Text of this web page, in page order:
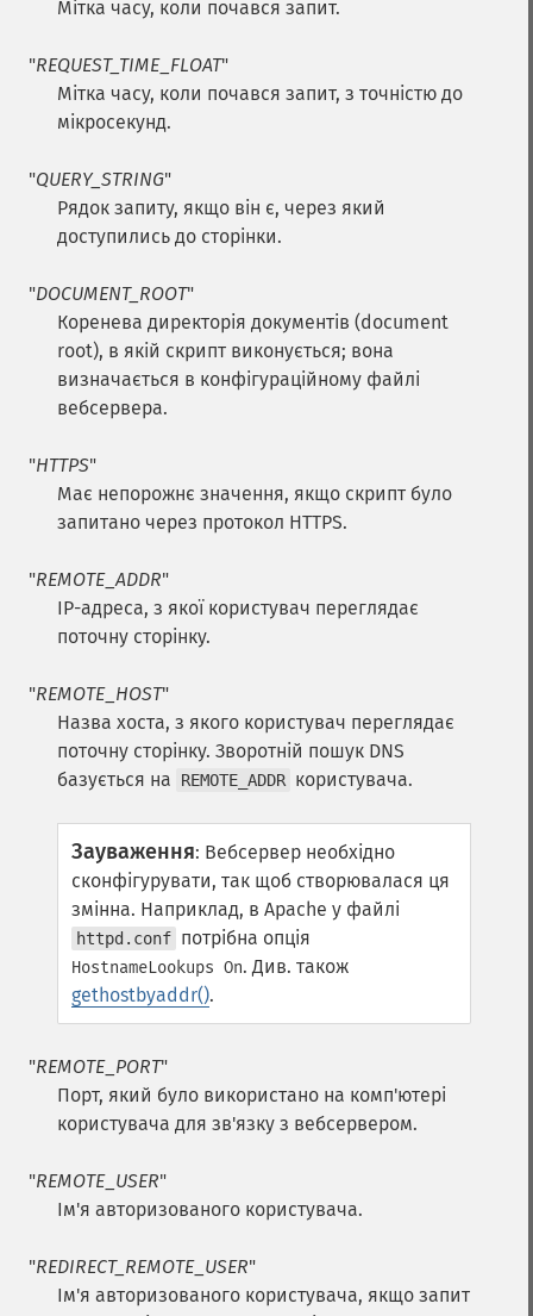
Мітка часу, коли почався запит.
"REQUEST_TIME_FLOAT"
Мітка часу, коли почався запит, з точністю до
мікросекунд.
"QUERY_STRING"
Рядок запиту, якщо він є, через який
доступились до сторінки.
"DOCUMENT_ROOT"
Коренева директорія документів (document
root), в якій скрипт виконується; вона
визначається в конфігураційному файлі
вебсервера.
"HTTPS"
Має непорожнє значення, якщо скрипт було
запитано через протокол HTTPS.
"REMOTE_ADDR"
IP-адреса, з якої користувач переглядає
поточну сторінку.
"REMOTE_HOST"
Назва хоста, з якого користувач переглядає
поточну сторінку. Зворотній пошук DNS
базується на
REMOTE_ADDR користувача.
Зауваження: Вебсервер необхідно
сконфігурувати, так щоб створювалася ця
змінна. Наприклад, в Apache у файлі
httpd.conf потрібна опція
HostnameLookups On. Див. також
gethostbyaddr().
"REMOTE_PORT"
Порт, який було використано на комп'ютері
користувача для зв'язку з вебсервером.
"REMOTE_USER"
Ім'я авторизованого користувача.
"REDIRECT_REMOTE_USER"
Ім'я авторизованого користувача, якщо запит